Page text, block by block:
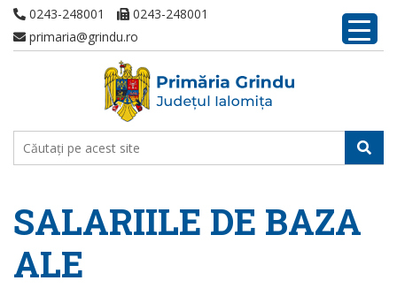
0243-248001
0243-248001
primaria@grindu.ro
SALARIILE DE BAZA
ALE